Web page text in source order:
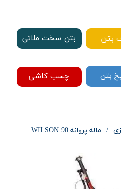
ماله پروانه 90 WILSON
بتن سخت ملاتی بتن
چسب کاشی بتن